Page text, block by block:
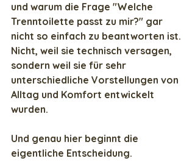
und warum die Frage "Welche
Trenntoilette passt zu mir?" gar
nicht so einfach zu beantworten ist.
Nicht, weil sie technisch versagen,
sondern weil sie für sehr
unterschiedliche Vorstellungen von
Alltag und Komfort entwickelt
wurden.
Und genau hier beginnt die
eigentliche Entscheidung.